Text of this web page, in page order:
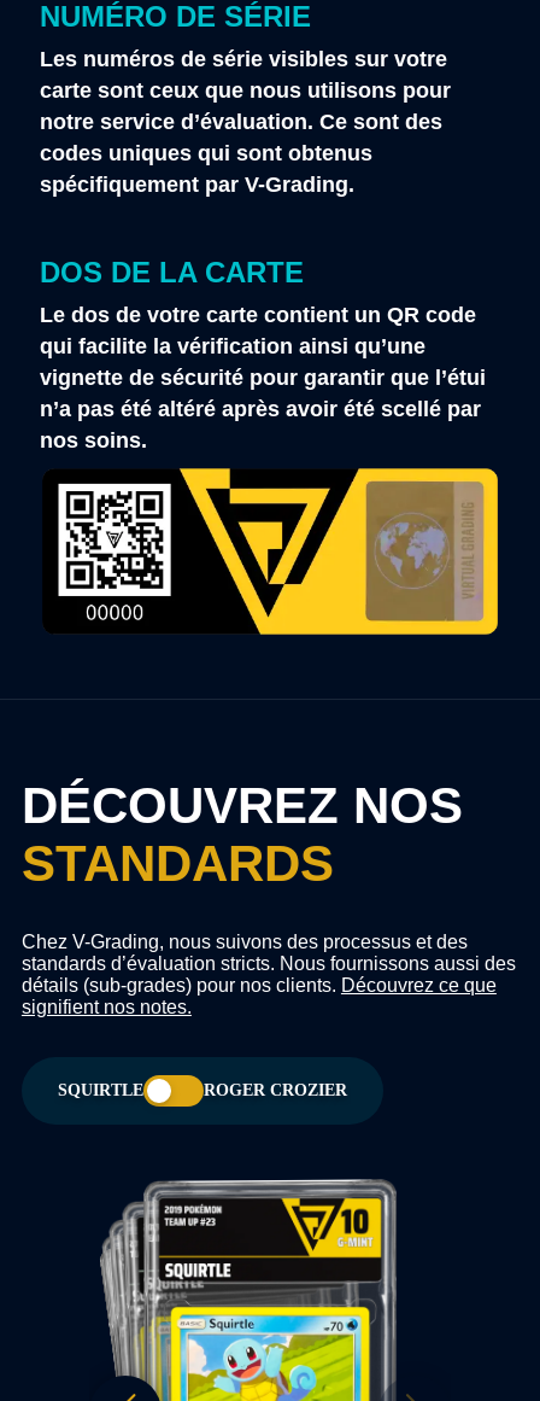
NUMÉRO DE SÉRIE
Les numéros de série visibles sur votre
carte sont ceux que nous utilisons pour
notre service d’évaluation. Ce sont des
codes uniques qui sont obtenus
spécifiquement par V-Grading.
DOS DE LA CARTE
Le dos de votre carte contient un QR code
qui facilite la vérification ainsi qu’une
vignette de sécurité pour garantir que l’étui
n’a pas été altéré après avoir été scellé par
nos soins.
DÉCOUVREZ NOS
STANDARDS
Chez V-Grading, nous suivons des processus et des
standards d’évaluation stricts. Nous fournissons aussi des
détails (sub-grades) pour nos clients. Découvrez ce que
signifient nos notes.
SQUIRTLE ROGER CROZIER